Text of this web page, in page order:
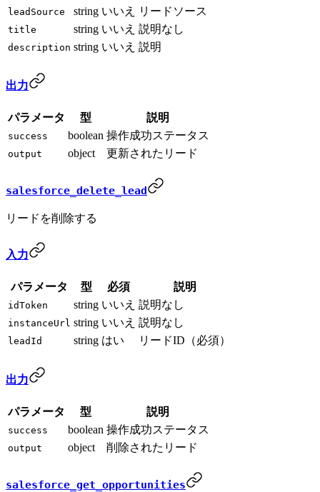
leadSource string いいえ リードソース
title string いいえ 説明なし
description string いいえ 説明
出力
パラメータ 型 説明
success boolean 操作成功ステータス
output object 更新されたリード
salesforce_delete_lead
リードを削除する
入力
パラメータ 型 必須 説明
idToken string いいえ 説明なし
instanceUrl string いいえ 説明なし
leadId string はい リードID（必須）
出力
パラメータ 型 説明
success boolean 操作成功ステータス
output object 削除されたリード
salesforce_get_opportunities